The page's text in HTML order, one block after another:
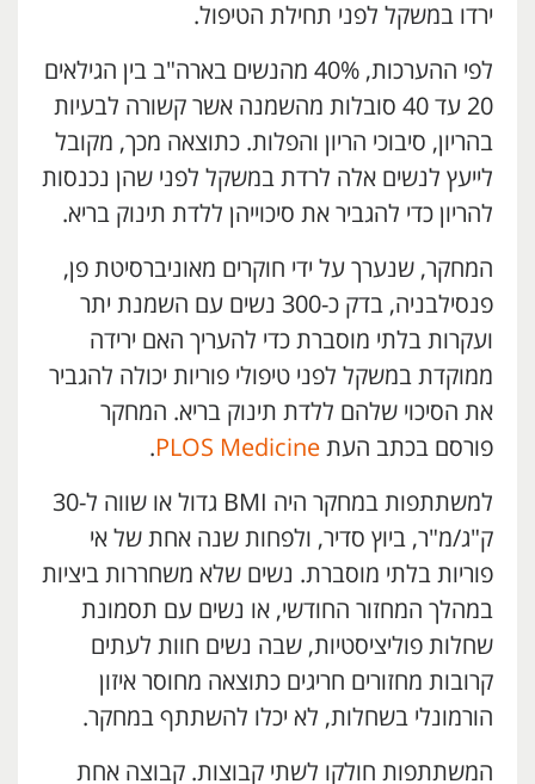
ירדו במשקל לפני תחילת הטיפול.
לפי ההערכות, 40% מהנשים בארה"ב בין הגילאים
20 עד 40 סובלות מהשמנה אשר קשורה לבעיות
בהריון, סיבוכי הריון והפלות. כתוצאה מכך, מקובל
לייעץ לנשים אלה לרדת במשקל לפני שהן נכנסות
להריון כדי להגביר את סיכוייהן ללדת תינוק בריא.
המחקר, שנערך על ידי חוקרים מאוניברסיטת פן,
פנסילבניה, בדק כ-300 נשים עם השמנת יתר
ועקרות בלתי מוסברת כדי להעריך האם ירידה
ממוקדת במשקל לפני טיפולי פוריות יכולה להגביר
את הסיכוי שלהם ללדת תינוק בריא. המחקר
פורסם בכתב העת PLOS Medicine
.
למשתתפות במחקר היה BMI גדול או שווה ל-30
ק"ג/מ"ר, ביוץ סדיר, ולפחות שנה אחת של אי
פוריות בלתי מוסברת. נשים שלא משחררות ביציות
במהלך המחזור החודשי, או נשים עם תסמונת
שחלות פוליציסטיות, שבה נשים חוות לעתים
קרובות מחזורים חריגים כתוצאה מחוסר איזון
הורמונלי בשחלות, לא יכלו להשתתף במחקר.
המשתתפות חולקו לשתי קבוצות. קבוצה אחת